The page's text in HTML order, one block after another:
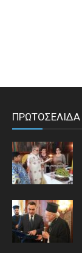
ΠΡΩΤΟΣΕΛΙΔΑ